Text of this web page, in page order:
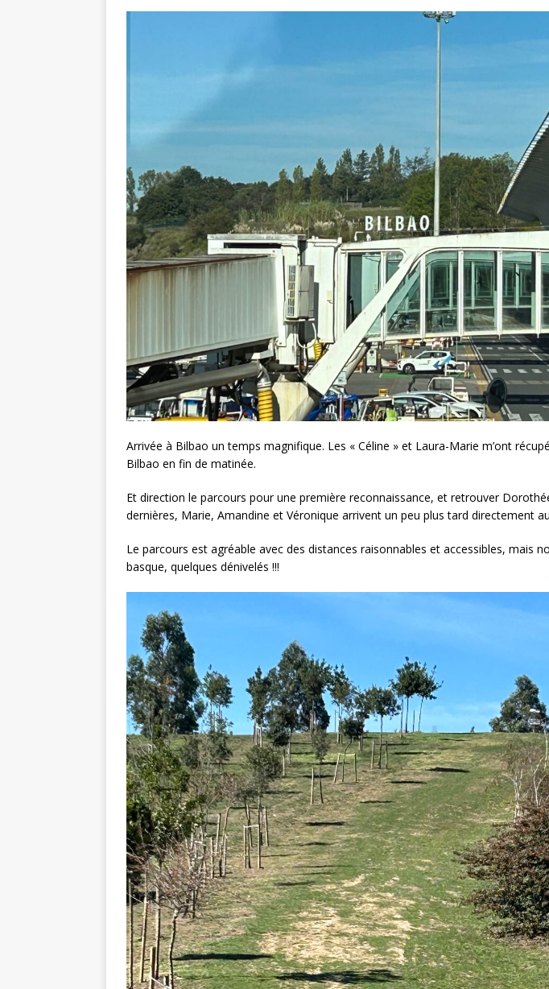
Arrivée à Bilbao un temps magnifique. Les « Céline » et Laura-Marie m’ont
Bilbao en fin de matinée.
Et direction le parcours pour une première reconnaissance, et retrouver
dernières, Marie, Amandine et Véronique arrivent un peu plus tard directement
Le parcours est agréable avec des distances raisonnables et accessibles, mais
basque, quelques dénivelés !!!